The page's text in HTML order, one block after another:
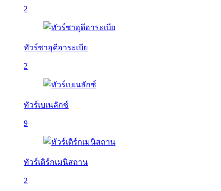
2
ทัวร์ซาอุดีอาระเบีย
2
ทัวร์เบเนลักซ์
9
ทัวร์เติร์กเมนิสถาน
2